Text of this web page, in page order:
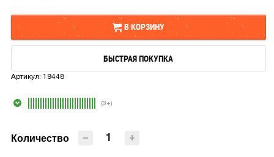
В КОРЗИНУ
В КОРЗИНУ
БЫСТРАЯ ПОКУПКА
Артикул:19448
(3+)
Количество +
−